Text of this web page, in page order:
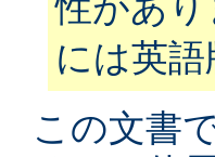
には英
この文書